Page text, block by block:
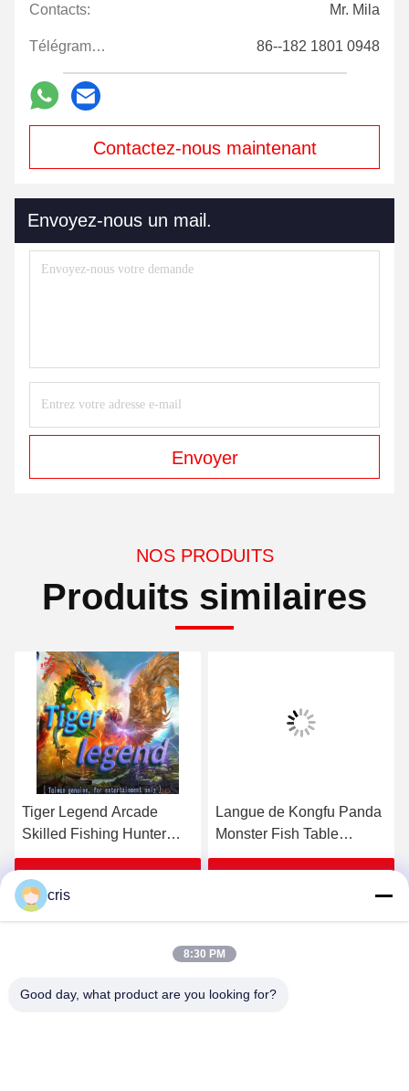
Contacts: Mr. Mila
Télégramme: 86--182 1801 0948
Contactez-nous maintenant
Envoyez-nous un mail.
Envoyer
NOS PRODUITS
Produits similaires
Tiger Legend Arcade
Skilled Fishing Hunter
Fish Table Software
Obtenez le meilleur prix
Langue de Kongfu Panda
Monster Fish Table
English de 10 joueurs
cris
8:30 PM
Good day, what product are you looking for?